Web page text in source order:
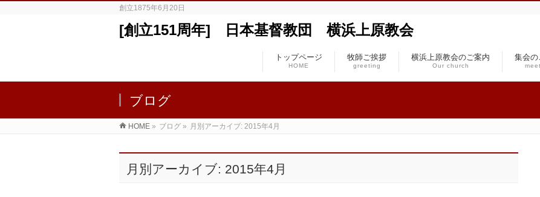
創立1875年6月20日
[創立151周年] 日本基督教団 横浜上原教会
トップページ
HOME
牧師ご挨拶
greeting
横浜上原教会のご案内
Our church
集会の
ブログ
HOME » ブログ » 月別アーカイブ: 2015年4月
月別アーカイブ: 2015年4月